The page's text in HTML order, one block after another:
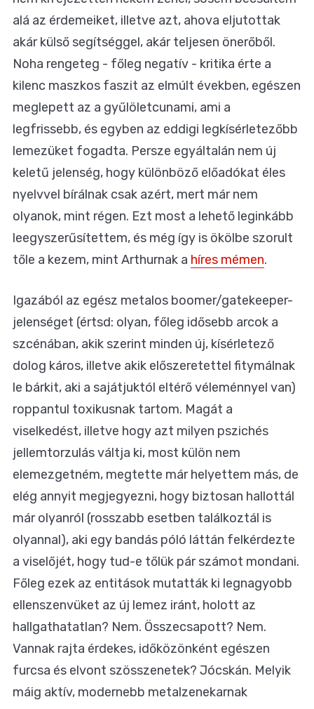
alá az érdemeiket, illetve azt, ahova eljutottak
akár külső segítséggel, akár teljesen önerőből.
Noha rengeteg - főleg negatív - kritika érte a
kilenc maszkos faszit az elmúlt években, egészen
meglepett az a gyűlöletcunami, ami a
legfrissebb, és egyben az eddigi legkísérletezőbb
lemezüket fogadta. Persze egyáltalán nem új
keletű jelenség, hogy különböző előadókat éles
nyelvvel bírálnak csak azért, mert már nem
olyanok, mint régen. Ezt most a lehető leginkább
leegyszerűsítettem, és még így is ökölbe szorult
tőle a kezem, mint Arthurnak a híres mémen.
Igazából az egész metalos boomer/gatekeeper-
jelenséget (értsd: olyan, főleg idősebb arcok a
szcénában, akik szerint minden új, kísérletező
dolog káros, illetve akik előszeretettel fitymálnak
le bárkit, aki a sajátjuktól eltérő véleménnyel van)
roppantul toxikusnak tartom. Magát a
viselkedést, illetve hogy azt milyen pszichés
jellemtorzulás váltja ki, most külön nem
elemezgetném, megtette már helyettem más, de
elég annyit megjegyezni, hogy biztosan hallottál
már olyanról (rosszabb esetben találkoztál is
olyannal), aki egy bandás póló láttán felkérdezte
a viselőjét, hogy tud-e tőlük pár számot mondani.
Főleg ezek az entitások mutatták ki legnagyobb
ellenszenvüket az új lemez iránt, holott az
hallgathatatlan? Nem. Összecsapott? Nem.
Vannak rajta érdekes, időközönként egészen
furcsa és elvont szösszenetek? Jócskán. Melyik
máig aktív, modernebb metalzenekarnak